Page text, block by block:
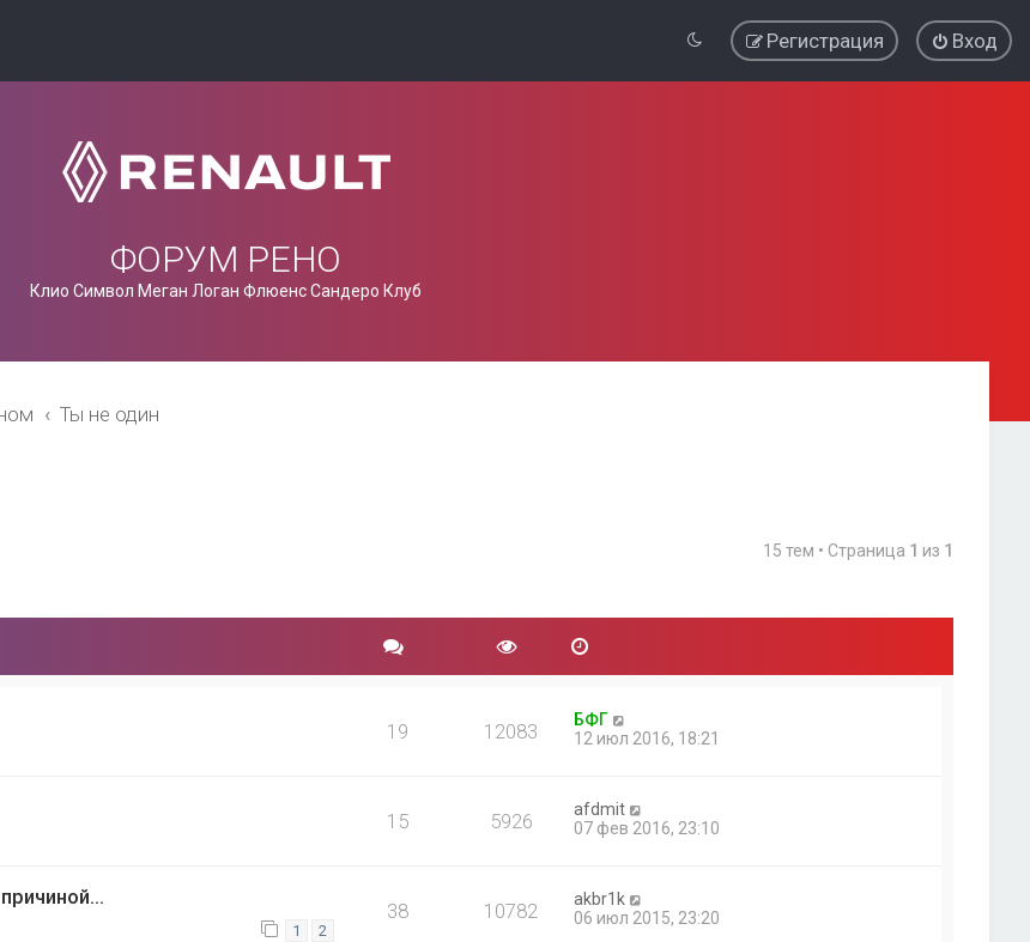
Вход
Регистрация
ФОРУМ РЕНО
Клио Символ Меган Логан Флюенс Сандеро Клуб
Ты не один
15 тем • Страница 1 из 1
19 12083
БФГ
12 июл 2016, 18:21
15 5926
afdmit
07 фев 2016, 23:10
1 2
38 10782
akbr1k
06 июл 2015, 23:20